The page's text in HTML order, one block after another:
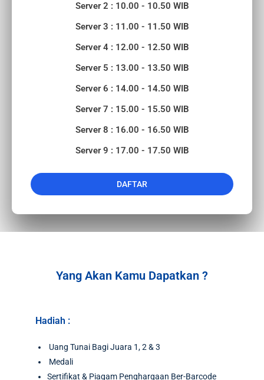
Server 2 : 10.00 - 10.50 WIB
Server 3 : 11.00 - 11.50 WIB
Server 4 : 12.00 - 12.50 WIB
Server 5 : 13.00 - 13.50 WIB
Server 6 : 14.00 - 14.50 WIB
Server 7 : 15.00 - 15.50 WIB
Server 8 : 16.00 - 16.50 WIB
Server 9 : 17.00 - 17.50 WIB
DAFTAR
Yang Akan Kamu Dapatkan ?
Hadiah :
Uang Tunai Bagi Juara 1, 2 & 3
Medali
Sertifikat & Piagam Penghargaan Ber-Barcode